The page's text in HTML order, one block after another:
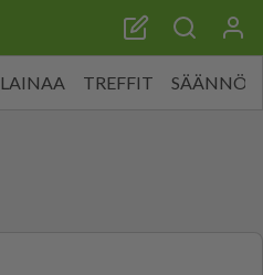
LAINAA TREFFIT SÄÄNNÖT